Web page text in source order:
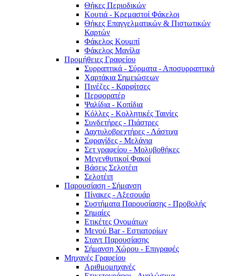
Θήκες Περιοδικών
Κουτιά - Κρεμαστοί Φάκελοι
Θήκες Επαγγελματικών & Πιστωτικών
Καρτών
Φάκελος Κουμπί
Φάκελος Μανίλα
Προμήθειες Γραφείου
Συρραπτικά - Σύρματα - Αποσυρραπτικά
Χαρτάκια Σημειώσεων
Πινέζες - Καρφίτσες
Περφορατέρ
Ψαλίδια - Κοπίδια
Κόλλες - Κολλητικές Ταινίες
Συνδετήρες - Πιάστρες
Δαχτυλοβρεχτήρες - Λάστιχα
Σφραγίδες - Μελάνια
Σετ γραφείου - Μολυβοθήκες
Μεγενθυτικοί Φακοί
Βάσεις Σελοτέιπ
Σελοτέιπ
Παρουσίαση - Σήμανση
Πίνακες - Αξεσουάρ
Συστήματα Παρουσίασης - Προβολής
Σημαίες
Ετικέτες Ονομάτων
Μενού Bar - Εστιατορίων
Σταντ Παρουσίασης
Σήμανση Χώρου - Επιγραφές
Μηχανές Γραφείου
Αριθμομηχανές